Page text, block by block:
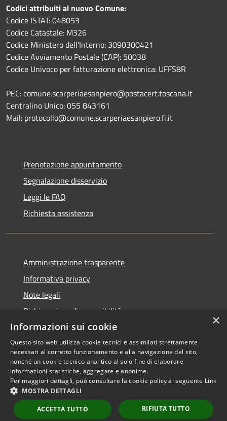
Codici attribuiti al nuovo Comune:
Codice ISTAT: 048053
Codice Catastale: M326
Codice Ministero dell'Interno: 3090300421
Codice Avviamento Postale (CAP): 50038
Codice Univoco per fatturazione elettronica: UFFS8R
PEC: comune.scarperiaesanpiero@postacert.toscana.it
Centralino Unico: 055 843161
Mail: protocollo@comune.scarperiaesanpiero.fi.it
Prenotazione appuntamento
Segnalazione disservizio
Leggi le FAQ
Richiesta assistenza
Amministrazione trasparente
Informativa privacy
Note legali
Dichiarazione di accessibilità
RSS
Accessibilità
Privacy
Cookie
Mappa del sito
Copyright © 2026 • Comune di
Scarperia e San Piero •
Powered byMunicipium
Accesso redazione
×
Informazioni sui cookie
Questo sito web utilizza cookie tecnici e assimilati strettamente
necessari al corretto funzionamento e alla navigazione del sito,
nonché un cookie tecnico analitico al solo fine di elaborare
informazioni statistiche, aggregate e anonime.
Per maggiori dettagli, può consultare la cookie policy al seguente Link
MOSTRA DETTAGLI
ACCETTA TUTTO RIFIUTA TUTTO